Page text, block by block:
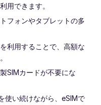
用できます。
フォンやタブレットの多
利用することで、高額な
SIMカードが不要にな
使い続けながら、eSIMで